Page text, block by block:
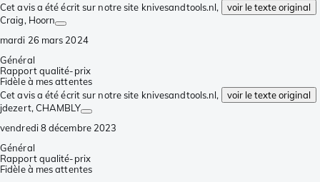
Cet avis a été écrit sur notre site knivesandtools.nl,
voir le texte original
Craig, Hoorn
mardi 26 mars 2024
Général
Rapport qualité-prix
Fidèle à mes attentes
Cet avis a été écrit sur notre site knivesandtools.nl,
voir le texte original
jdezert, CHAMBLY
vendredi 8 décembre 2023
Général
Rapport qualité-prix
Fidèle à mes attentes